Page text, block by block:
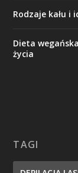
Rodzaje kału i
Dieta
życia
TAGI